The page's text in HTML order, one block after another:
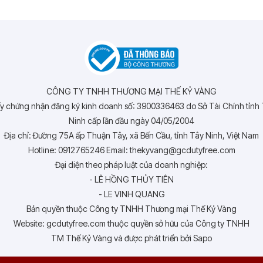
CÔNG TY TNHH THƯƠNG MẠI THẾ KỶ VÀNG
chứng nhận đăng ký kinh doanh số: 3900336463 do Sở Tài Chính tỉnh
Ninh cấp lần đầu ngày 04/05/2004
Địa chỉ: Đường 75A ấp Thuận Tây, xã Bến Cầu, tỉnh Tây Ninh, Việt Nam
Hotline: 0912765246 Email: thekyvang@gcdutyfree.com
Đại diện theo pháp luật của doanh nghiệp:
- LÊ HỒNG THỦY TIÊN
- LE VINH QUANG
Bản quyền thuộc Công ty TNHH Thương mại Thế Kỷ Vàng
Website: gcdutyfree.com thuộc quyền sở hữu của Công ty TNHH
TM Thế Kỷ Vàng và được phát triển bởi Sapo